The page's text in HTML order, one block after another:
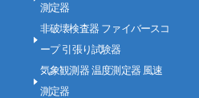
測定器
非破壊検査器 ファイバースコ
ープ 引張り試験器
気象観測器 温度測定器 風速
測定器